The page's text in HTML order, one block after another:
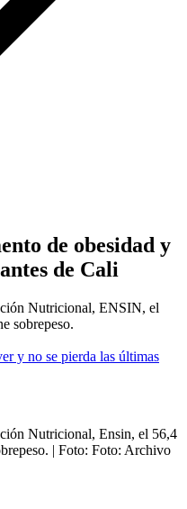
de obesidad y
de Cali
Nutricional, ENSIN, el
sobrepeso.
y no se pierda las últimas
Nutricional, Ensin, el 56,4
| Foto: Foto: Archivo